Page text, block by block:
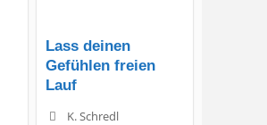
Lass deinen
Gefühlen freien
Lauf
K. Schredl